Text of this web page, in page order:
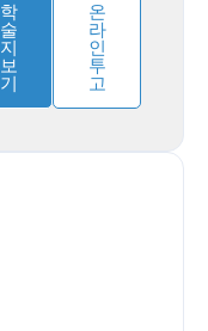
학
술
지
보
기
온
라
인
투
고